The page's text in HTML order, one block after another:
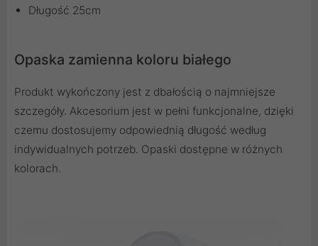
Długość 25cm
Opaska zamienna koloru białego
Produkt wykończony jest z dbałością o najmniejsze
szczegóły. Akcesorium jest w pełni funkcjonalne, dzięki
czemu dostosujemy odpowiednią długość według
indywidualnych potrzeb. Opaski dostępne w różnych
kolorach.